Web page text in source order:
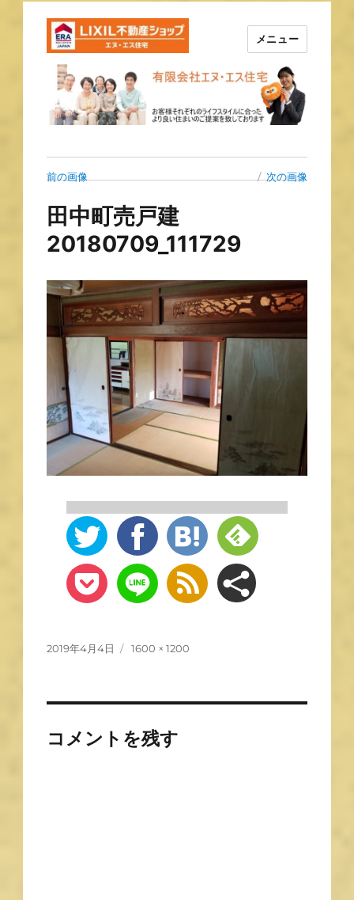
長崎の不動産はエヌ・エス住宅
で！！
メニュー
前の画像 次の画像
田中町売戸建
20180709_111729
2019年4月4日 1600 × 1200
コメントを残す